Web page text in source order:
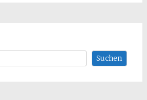
Suchen